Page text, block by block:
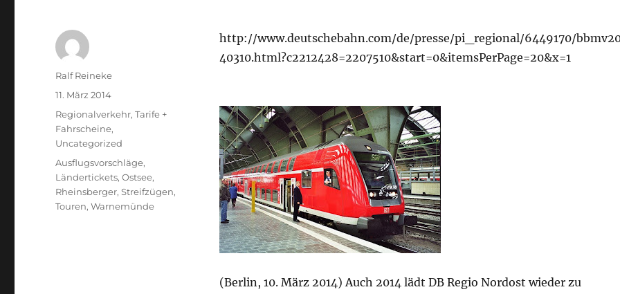
http://www.deutschebahn.com/de/presse/pi_regional/6449170/
40310.html?c2212428=2207510&start=0&itemsPerPage=20&x=1
(Berlin, 10. März 2014) Auch 2014 lädt DB Regio Nordost wieder zu
Autor
Ralf Reineke
Veröffentlicht
11. März 2014
Kategorien
Regionalverkehr,Tarife +
Fahrscheine,
Uncategorized
Schlagwörter
Ausflugsvorschläge,
Ländertickets,Ostsee,
Rheinsberger,Streifzügen,
Touren,Warnemünde